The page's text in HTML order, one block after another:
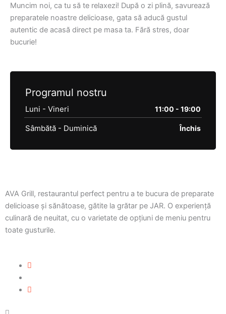
Muncim noi, ca tu să te relaxezi! După o zi plină, savurează
preparatele noastre delicioase, gata să aducă gustul
autentic de acasă direct pe masa ta. Fără stres, doar
bucurie!
Programul nostru
Luni - Vineri 11:00 - 19:00
Sâmbătă - Duminică Închis
AVA Grill, restaurantul perfect pentru a te bucura de preparate
delicioase și sănătoase, gătite la grătar pe JAR. O experiență
culinară de neuitat, cu o varietate de opțiuni de meniu pentru
toate gusturile.